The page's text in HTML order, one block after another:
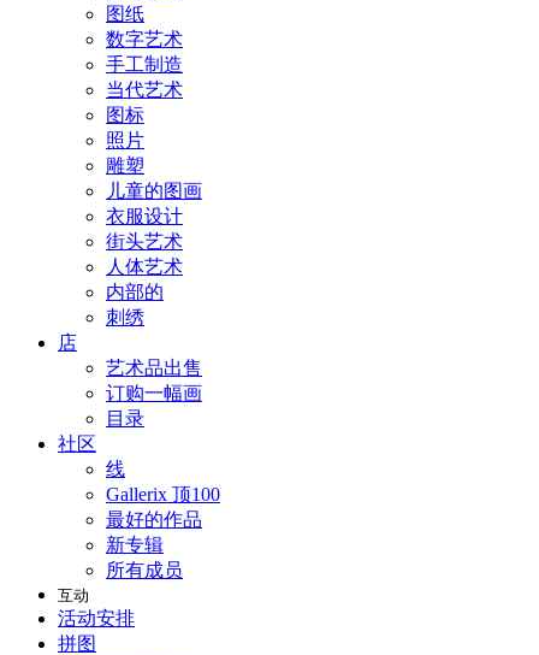
图纸
数字艺术
手工制造
当代艺术
图标
照片
雕塑
儿童的图画
衣服设计
街头艺术
人体艺术
内部的
刺绣
店
艺术品出售
订购一幅画
目录
社区
线
Gallerix 顶100
最好的作品
新专辑
所有成员
互动
活动安排
拼图